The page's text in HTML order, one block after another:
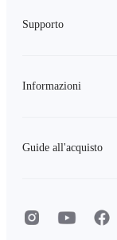
Supporto
Informazioni
Guide all'acquisto